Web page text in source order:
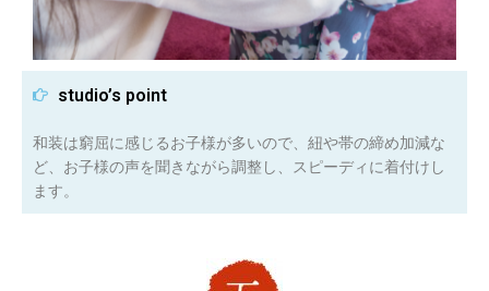
studio’s point
和装は窮屈に感じるお子様が多いので、紐や帯の締め加減な
ど、お子様の声を聞きながら調整し、スピーディに着付けし
ます。